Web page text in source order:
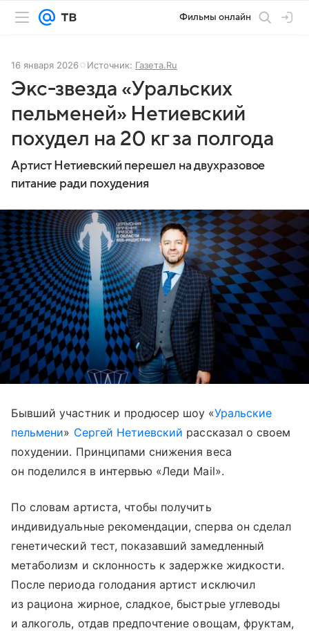
Фильмы онлайн
16 января 2026 Источник: Газета.Ru
Экс-звезда «Уральских
пельменей» Нетиевский
похудел на 20 кг за полгода
Артист Нетиевский перешел на двухразовое
питание ради похудения
Бывший участник и продюсер шоу «Уральские
пельмени» Сергей Нетиевский рассказал о своем
похудении. Принципами снижения веса
он поделился в интервью «Леди Mail».
По словам артиста, чтобы получить
индивидуальные рекомендации, сперва он сделал
генетический тест, показавший замедленный
метаболизм и склонность к задержке жидкости.
После периода голодания артист исключил
из рациона жирное, сладкое, быстрые углеводы
и алкоголь, отдав предпочтение овощам, фруктам,